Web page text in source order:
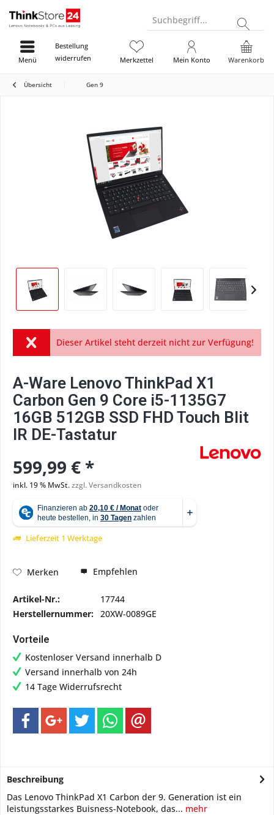
Suchbegriff...
Bestellung
widerrufen
Warenkorb
Merkzettel Mein Konto
Menü
Übersicht Gen 9
Dieser Artikel steht derzeit nicht zur Verfügung!
A-Ware Lenovo ThinkPad X1
Carbon Gen 9 Core i5-1135G7
16GB 512GB SSD FHD Touch Blit
IR DE-Tastatur
599,99 € *
inkl. 19 % MwSt.zzgl. Versandkosten
Lieferzeit 1 Werktage
Merken Empfehlen
Artikel-Nr.:
17744
Herstellernummer: 20XW-0089GE
Vorteile
Kostenloser Versand innerhalb D
Versand innerhalb von 24h
14 Tage Widerrufsrecht
Beschreibung
Das Lenovo ThinkPad X1 Carbon der 9. Generation ist ein
leistungsstarkes Buisness-Notebook, das... mehr